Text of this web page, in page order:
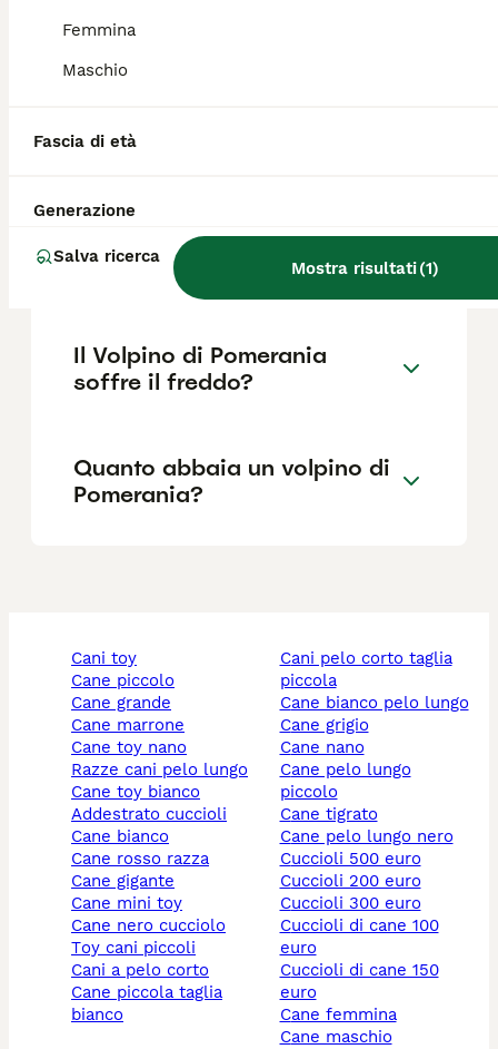
Femmina
Maschio
Fascia di età
Generazione
Salva ricerca
Mostra risultati(1)
reputazione dell'allevatore e la posizione.
Volpino di Pomerania?
Qual è la differenza tra un
Volpino di Pomerania e un
spitz?
Il Volpino di Pomerania
soffre il freddo?
Quanto abbaia un volpino di
Pomerania?
cani toy
cane piccolo
cane grande
cane marrone
cane toy nano
razze cani pelo lungo
cane toy bianco
addestrato cuccioli
cane bianco
cane rosso razza
cane gigante
cane mini toy
cane nero cucciolo
toy cani piccoli
cani a pelo corto
cane piccola taglia
bianco
cani pelo corto taglia
piccola
cane bianco pelo lungo
cane grigio
cane nano
cane pelo lungo
piccolo
cane tigrato
cane pelo lungo nero
cuccioli 500 euro
cuccioli 200 euro
cuccioli 300 euro
cuccioli di cane 100
euro
cuccioli di cane 150
euro
cane femmina
cane maschio